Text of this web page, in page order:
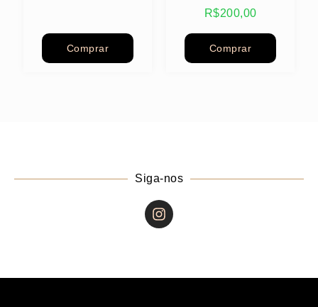
Comprar
R$200,00
Comprar
Siga-nos